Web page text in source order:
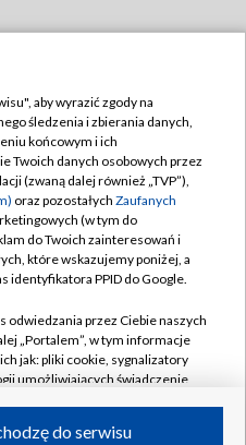
TVP
zgody
aby wyrazić zgody na
śledzenia i zbierania danych,
końcowym i ich
Twoich danych osobowych przez
(zwaną dalej również „TVP”),
oraz pozostałych Zaufanych
(w tym do
do Twoich zainteresowań i
które wskazujemy poniżej, a
identyfikatora PPID do Google.
odwiedzania przez Ciebie naszych
„Portalem”, w tym informacje
jak: pliki cookie, sygnalizatory
umożliwiających świadczenie
do serwisu